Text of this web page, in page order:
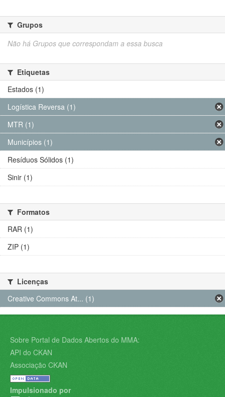
Grupos
Não há Grupos que correspondam a essa busca
Etiquetas
Estados (1)
Logística Reversa (1)
MTR (1)
Municípios (1)
Resíduos Sólidos (1)
Sinir (1)
Formatos
RAR (1)
ZIP (1)
Licenças
Creative Commons At... (1)
Sobre Portal de Dados Abertos do MMA:
API do CKAN
Associação CKAN
Impulsionado por